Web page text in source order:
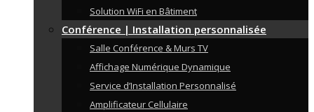
Solution WiFi en Bâtiment
Conférence | Installation personnalisée
Salle Conférence & Murs TV
Affichage Numérique Dynamique
Service d’Installation Personnalisé
Amplificateur Cellulaire